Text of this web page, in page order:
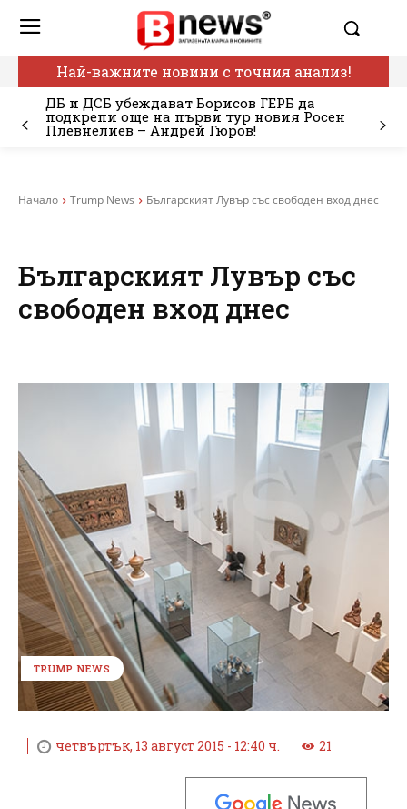
Най-важните новини с точния анализ!
ДБ и ДСБ убеждават Борисов ГЕРБ да
подкрепи още на първи тур новия Росен
Плевнелиев – Андрей Гюров!
Начало Trump News Българският Лувър със свободен вход днес
Българският Лувър със
свободен вход днес
TRUMP NEWS
четвъртък, 13 август 2015 - 12:40 ч. 21